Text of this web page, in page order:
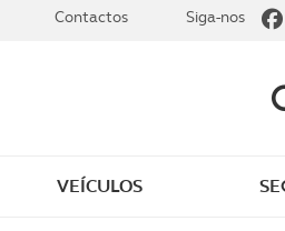
VEÍCULOS
Contactos Siga-nos